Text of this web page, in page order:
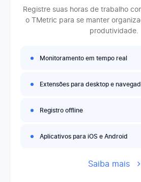
Registre suas horas de trabalho
o TMetric para se manter
produtividade.
Monitoramento em tempo real
Extensões para desktop e
Registro offline
Aplicativos para iOS e Android
Saiba mais